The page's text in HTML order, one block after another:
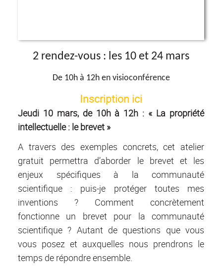
2 rendez-vous : les 10 et 24 mars
De 10h à 12h en visioconférence
Inscription ici
Jeudi 10 mars, de 10h à 12h : « La propriété
intellectuelle : le brevet »
A travers des exemples concrets, cet atelier
gratuit permettra d’aborder le brevet et les
enjeux spécifiques à la communauté
scientifique : puis-je protéger toutes mes
inventions ? Comment concrètement
fonctionne un brevet pour la communauté
scientifique ? Autant de questions que vous
vous posez et auxquelles nous prendrons le
temps de répondre ensemble.